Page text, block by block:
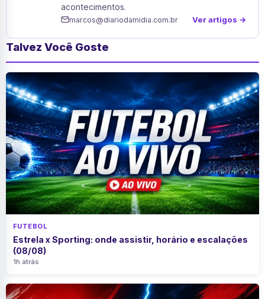
acontecimentos.
marcos@diariodamidia.com.br Ver artigos →
Talvez Você Goste
FUTEBOL
Estrela x Sporting: onde assistir, horário e escalações
(08/08)
1h atrás